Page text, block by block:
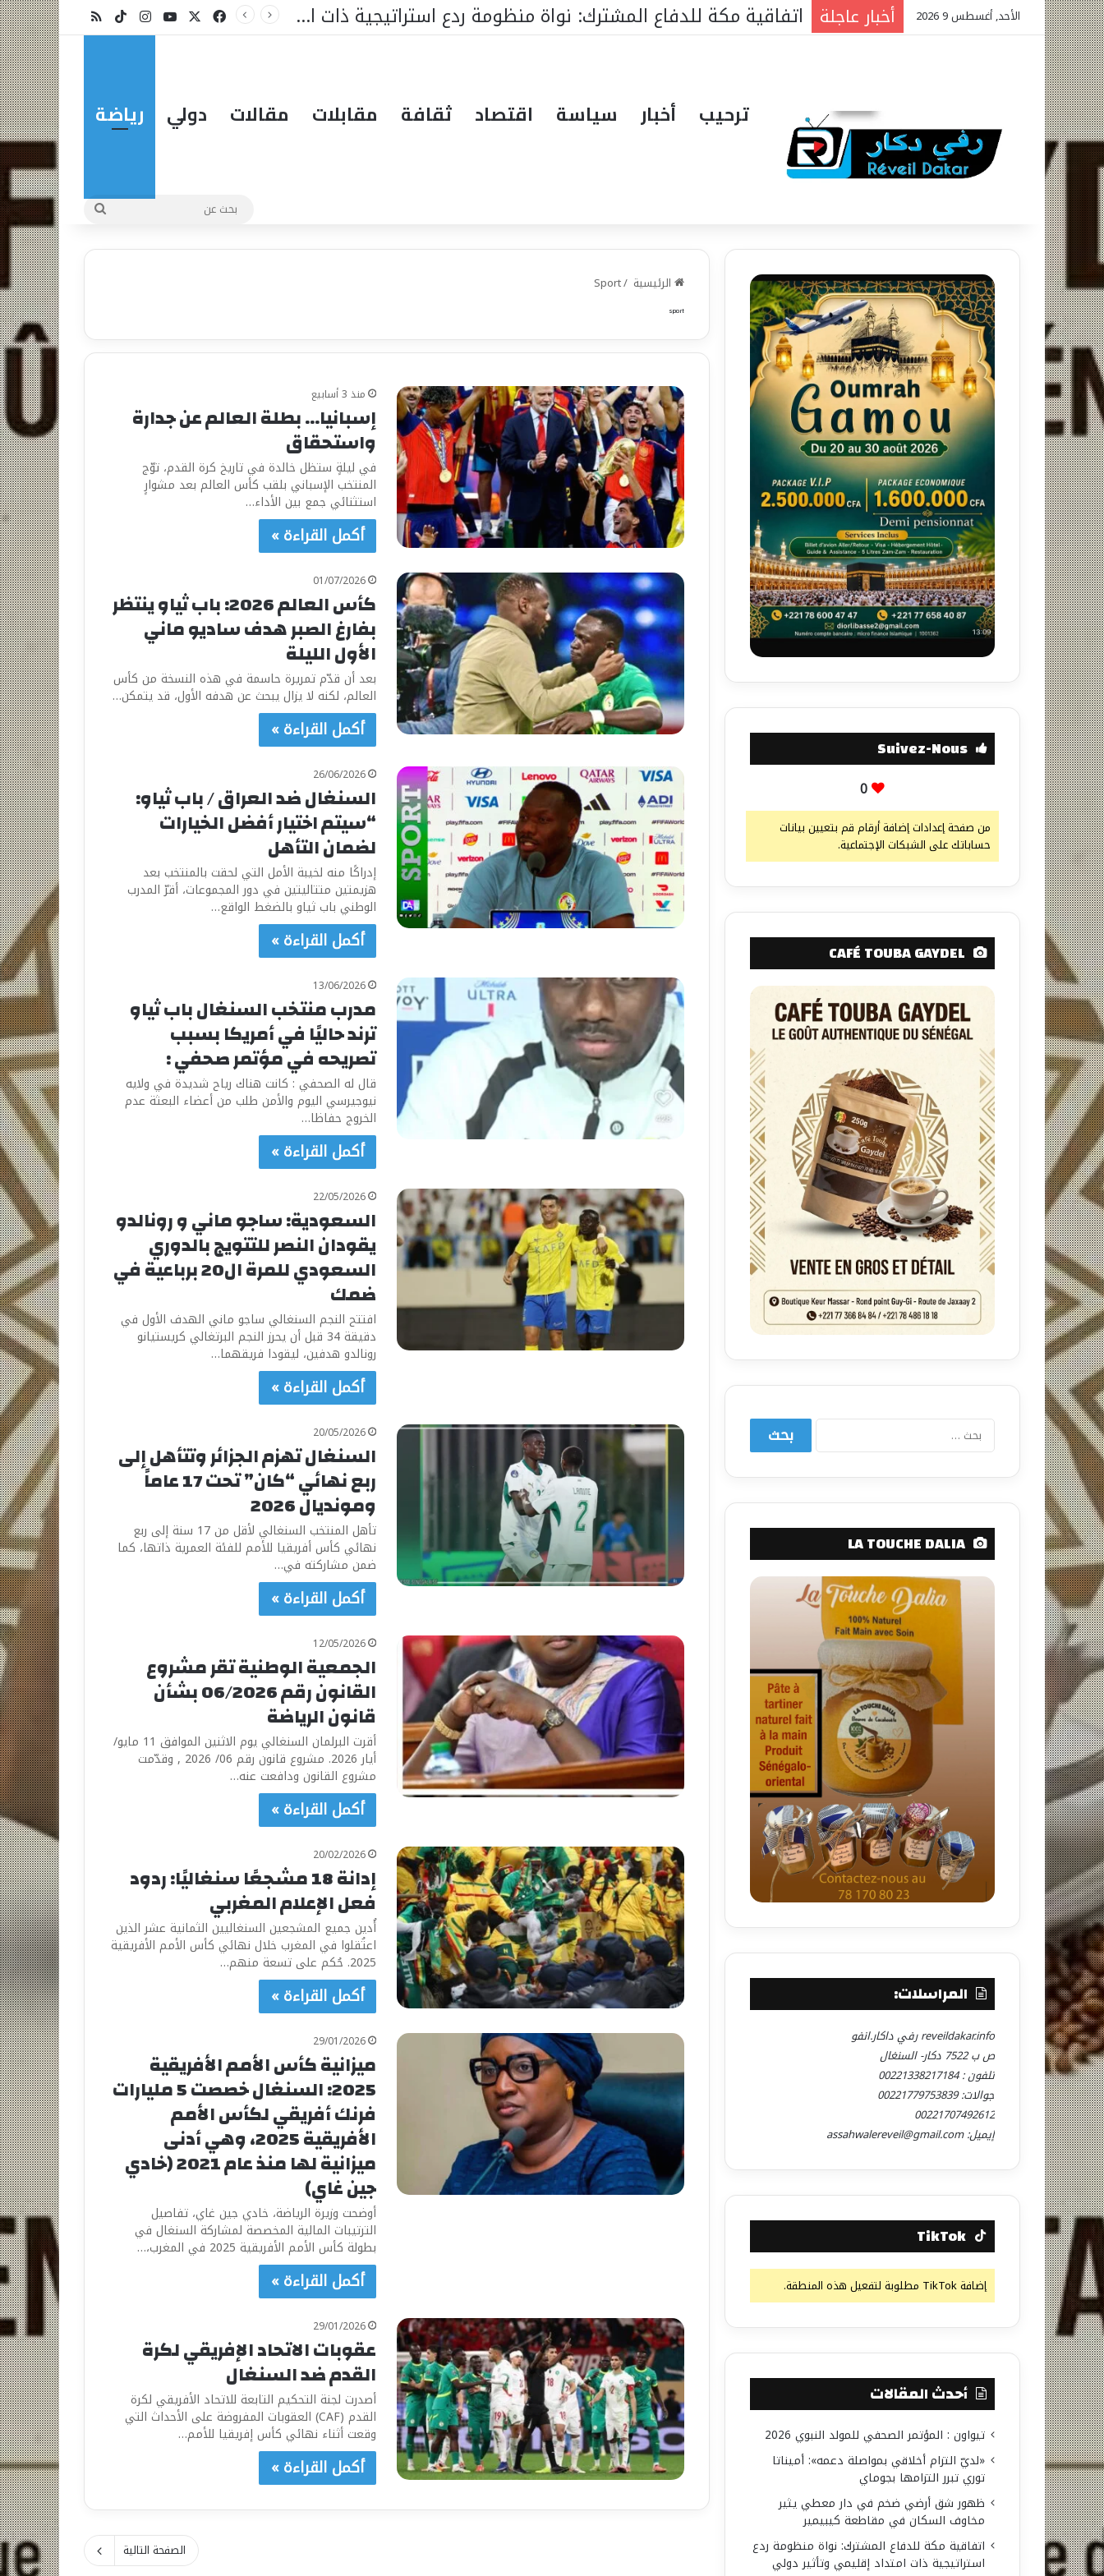
الأحد, أغسطس 9 2026 أخبار عاجلة بتوجيه وزير الشؤون الإسلامية بالسعودية .. نقل فعاليات مسابقة الملك عبدالعزيز الدولية للقرآن عبر القنوات المحلية والدولية فيسبوك يوتيوبانستقرام‫TikTok ملخص الموقع RSS
ترحيب أخبار سياسة اقتصاد ثقافة مقابلات مقالات دولي رياضة
الرئيسية /
Sport
sport
منذ 3 أسابيع
إسبانيا… بطلة العالم عن جدارة
واستحقاق
في ليلةٍ ستظل خالدة في تاريخ كرة القدم، توّج
المنتخب الإسباني بلقب كأس العالم بعد مشوارٍ
استثنائي جمع بين الأداء…
أكمل القراءة »
01/07/2026
كأس العالم 2026: باب ثياو ينتظر
بفارغ الصبر هدف ساديو ماني
الأول الليلة
بعد أن قدّم تمريرة حاسمة في هذه النسخة من كأس
العالم، لكنه لا يزال يبحث عن هدفه الأول، قد يتمكن…
أكمل القراءة »
26/06/2026
السنغال ضد العراق / باب ثياو:
“سيتم اختيار أفضل الخيارات
لضمان التأهل
إدراكًا منه لخيبة الأمل التي لحقت بالمنتخب بعد
هزيمتين متتاليتين في دور المجموعات، أقرّ المدرب
الوطني باب ثياو بالضغط الواقع…
أكمل القراءة »
13/06/2026
مدرب منتخب السنغال باب ثياو
ترند حاليًا في أمريكا بسبب
تصريحه في مؤتمر صحفي :
قال له الصحفي : كانت هناك رياح شديدة في ولايه
نيوجيرسي اليوم والأمن طلب من أعضاء البعثة عدم
الخروج حفاظا…
أكمل القراءة »
22/05/2026
السعودية: ساجو ماني و رونالدو
يقودان النصر للتتويج بالدوري
السعودي للمرة ال20 برباعية في
ضمك
افتتح النجم السنغالي ساجو ماني الهدف الأول في
دقيقة 34 قبل أن يحرز النجم البرتغالي كريستيانو
رونالدو هدفين، ليقودا فريقهما…
أكمل القراءة »
20/05/2026
السنغال تهزم الجزائر وتتأهل إلى
ربع نهائي “كان” تحت 17 عاماً
ومونديال 2026
تأهل المنتخب السنغالي لأقل من 17 سنة إلى ربع
نهائي كأس أفريقيا للأمم للفئة العمرية ذاتها، كما
ضمن مشاركته في…
أكمل القراءة »
12/05/2026
الجمعية الوطنية تقر مشروع
القانون رقم 06/2026 بشأن
قانون الرياضة
أقرت البرلمان السنغالي يوم الاثنين الموافق 11 مايو/
أيار 2026. مشروع قانون رقم 06/ 2026 , وقدّمت
مشروع القانون ودافعت عنه…
أكمل القراءة »
20/02/2026
إدانة 18 مشجعًا سنغاليًا: ردود
فعل الإعلام المغربي
أُدين جميع المشجعين السنغاليين الثمانية عشر الذين
اعتُقلوا في المغرب خلال نهائي كأس الأمم الأفريقية
2025. حُكم على تسعة منهم…
أكمل القراءة »
29/01/2026
ميزانية كأس الأمم الأفريقية
2025: السنغال خصصت 5 مليارات
فرنك أفريقي لكأس الأمم
الأفريقية 2025، وهي أدنى
ميزانية لها منذ عام 2021 (خادي
جين غاي)
أوضحت وزيرة الرياضة، خادي جين غاي، تفاصيل
الترتيبات المالية المخصصة لمشاركة السنغال في
بطولة كأس الأمم الأفريقية 2025 في المغرب،…
أكمل القراءة »
29/01/2026
عقوبات الاتحاد الإفريقي لكرة
القدم ضد السنغال
أصدرت لجنة التحكيم التابعة للاتحاد الأفريقي لكرة
القدم (CAF) العقوبات المفروضة على الأحداث التي
وقعت أثناء نهائي كأس إفريقيا للأمم…
أكمل القراءة »
الصفحة التالية
Suivez-Nous
0
من صفحة إعدادات إضافة أرقام قم بتعيين بيانات
حساباتك على الشبكات الإجتماعية.
CAFÉ TOUBA GAYDEL
ا
ح
ن
LA TOUCHE DALIA
المراسلات:
reveildakar.info رفي داكار.انفو
ص ب 7522 دكار- السنغال
تلفون : 00221338217184
جوالات: 00221779753839
00221707492612
إيميل: assahwalereveil@gmail.com
TikTok
إضافة TikTok مطلوبة لتفعيل هذه المنطقة.
أحدث المقالات
تيواون : المؤتمر الصحفي للمولد النبوي 2026
«لديّ التزام أخلاقي بمواصلة دعمه»: أميناتا
توري تبرر التزامها بجوماي
ظهور شق أرضي ضخم في دار معطي يثير
مخاوف السكان في مقاطعة كيبيمير
اتفاقية مكة للدفاع المشترك: نواة منظومة ردع
استراتيجية ذات امتداد إقليمي وتأثير دولي